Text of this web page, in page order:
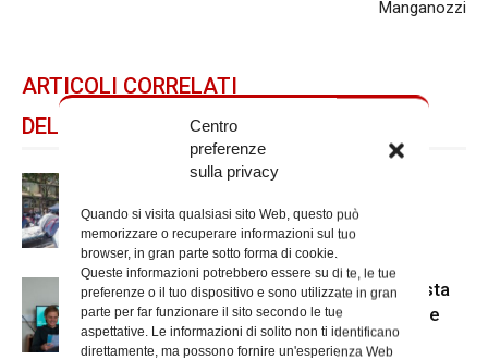
Centro
preferenze
sulla privacy
Quando si visita qualsiasi sito Web, questo può
memorizzare o recuperare informazioni sul tuo
browser, in gran parte sotto forma di cookie.
Queste informazioni potrebbero essere su di te, le tue
preferenze o il tuo dispositivo e sono utilizzate in gran
parte per far funzionare il sito secondo le tue
aspettative. Le informazioni di solito non ti identificano
direttamente, ma possono fornire un'esperienza Web
Manganozzi
ARTICOLI CORRELATI
DELLO STESSO AUTORE
Spin Time: la dichiarazione del
cardinale vicario
Scienze Applicate, la nuova proposta
dell’Istituto Paritario Sant’Apollinare